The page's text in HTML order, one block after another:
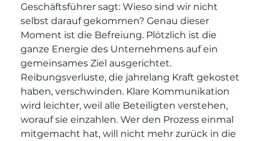
Geschäftsführer sagt: Wieso sind wir nicht
selbst darauf gekommen? Genau dieser
Moment ist die Befreiung. Plötzlich ist die
ganze Energie des Unternehmens auf ein
gemeinsames Ziel ausgerichtet.
Reibungsverluste, die jahrelang Kraft gekostet
haben, verschwinden. Klare Kommunikation
wird leichter, weil alle Beteiligten verstehen,
worauf sie einzahlen. Wer den Prozess einmal
mitgemacht hat, will nicht mehr zurück in die